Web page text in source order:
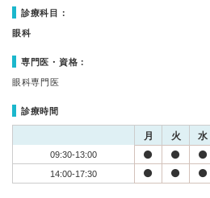
診療科目：
眼科
専門医・資格：
眼科専門医
診療時間
月 火 水
09:30-13:00
14:00-17:30